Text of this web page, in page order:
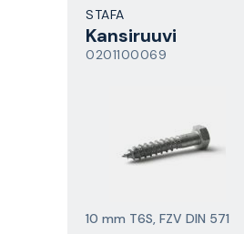
STAFA
Kansiruuvi
0201100069
10 mm T6S, FZV DIN 571